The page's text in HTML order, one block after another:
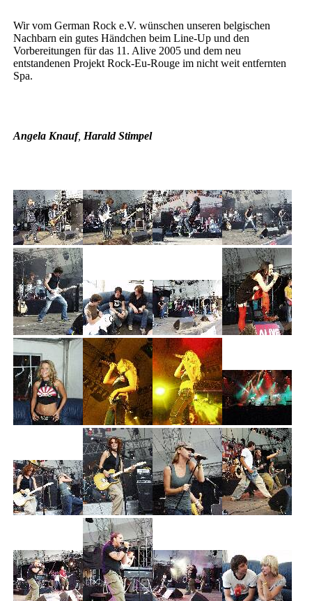
Wir vom German Rock e.V. wünschen unseren belgischen
Nachbarn ein gutes Händchen beim Line-Up und den
Vorbereitungen für das 11. Alive 2005 und dem neu
entstandenen Projekt Rock-Eu-Rouge im nicht weit entfernten
Spa.
Angela Knauf, Harald Stimpel